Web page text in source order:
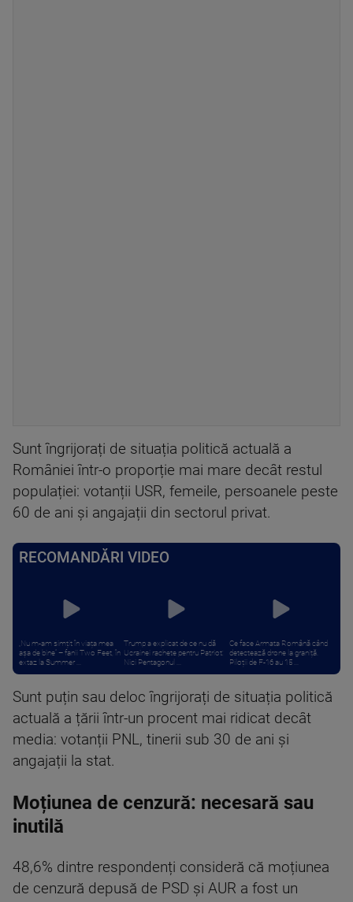
Sunt îngrijorați de situația politică actuală a
României într-o proporție mai mare decât restul
populației: votanții USR, femeile, persoanele peste
60 de ani și angajații din sectorul privat.
RECOMANDĂRI VIDEO
„Nu m-am simțit în viața mea
așa de bine” – fanii Two Feet, în
extaz la Summer ...
Trump a explicat de ce nu dă
Ucrainei rachete pentru Patriot:
Nici Pentagonul ...
Ce face Armata Română când
detectează drone la graniță.
Piloții de F-16 au 15 ...
Sunt puțin sau deloc îngrijorați de situația politică
actuală a țării într-un procent mai ridicat decât
media: votanții PNL, tinerii sub 30 de ani și
angajații la stat.
Moțiunea de cenzură: necesară sau
inutilă
48,6% dintre respondenți consideră că moțiunea
de cenzură depusă de PSD și AUR a fost un